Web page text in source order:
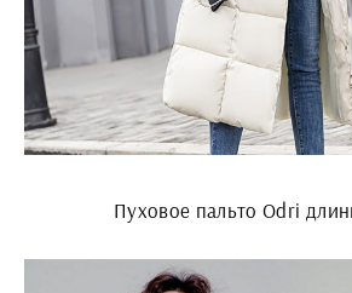
Пуховое пальто Odri